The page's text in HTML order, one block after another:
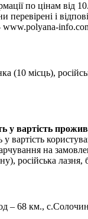
по цінам від
перевірені і
www.polyana-
(10 місць),
у вартість
у вартість
на
російська лазня,
– 68 км.,